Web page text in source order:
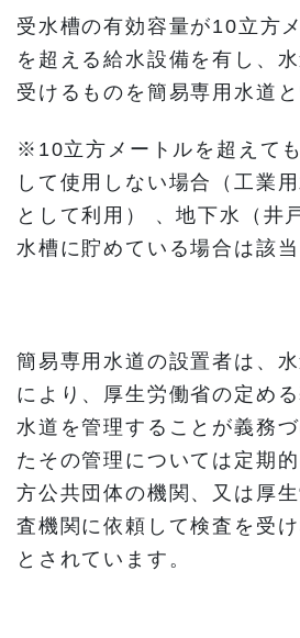
受水槽の有効容量が10立方
を超える給水設備を有し、
受けるものを簡易専用水道と
※10立方メートルを超えて
して使用しない場合（工業
として利用） 、地下水（井
水槽に貯めている場合は該当
簡易専用水道の設置者は、
により、厚生労働省の定め
水道を管理することが義務
たその管理については定期
方公共団体の機関、又は厚
査機関に依頼して検査を受
とされています。